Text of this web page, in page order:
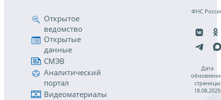
Открытое
ведомство
Открытые
данные
СМЭВ
Аналитический
портал
Видеоматериалы
ФНС
Дата
страницы
18.08.2025